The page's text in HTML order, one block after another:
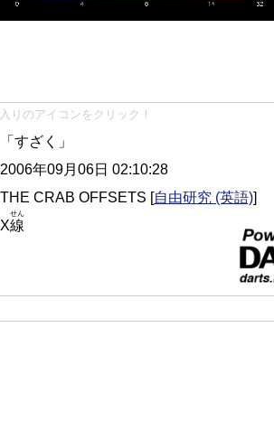
りのアイコンをクリック！
「すざく」
2006年09月06日 02:10:28
THE CRAB OFFSETS [自由研究 (英語)]
X線
せん